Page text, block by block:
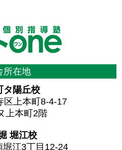
所在地
タ陽丘校
区上本町8-4-17
上本町2階
堀江校
堀江3丁目12-24